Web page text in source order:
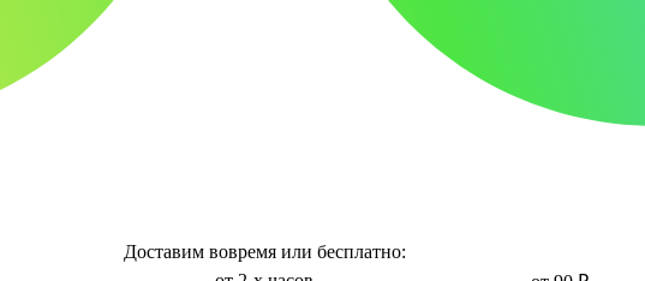
Доставим вовремя или бесплатно: